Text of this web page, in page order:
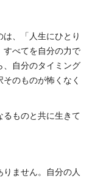
、「人生にひとり
すべてを自分の力で
、自分のタイミング
のものが怖くなく
るものと共に生きて
ません。自分の人